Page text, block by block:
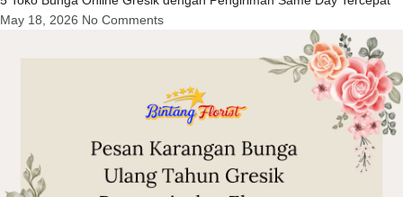
May 18, 2026 No Comments